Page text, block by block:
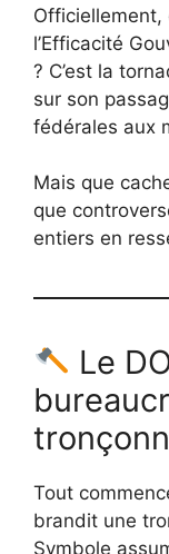
Officiellement,
l’Efficacité
? C’est la
sur son
fédérales aux
Mais que
que
entiers en
Le
Tout
brandit une
Symbole